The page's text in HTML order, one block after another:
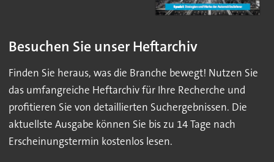
Besuchen Sie unser Heftarchiv
Finden Sie heraus, was die Branche bewegt! Nutzen Sie
das umfangreiche Heftarchiv für Ihre Recherche und
profitieren Sie von detaillierten Suchergebnissen. Die
aktuellste Ausgabe können Sie bis zu 14 Tage nach
Erscheinungstermin kostenlos lesen.